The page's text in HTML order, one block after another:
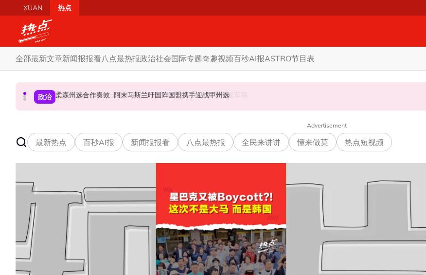
Skip to main content
XUAN 热点
全部最新文章新闻报报看八点最热报政治社会国际专题奇趣视频百秒AI报ASTRO节目表
财经 SST成华商远离希盟因素？ 阿末马斯兰：华裔商家更倾向GST机制
社会 摩托车况欠佳、骑士疲劳肇祸 RXZ主办方否认非法飙车引发车祸
政治 柔森州选合作奏效 阿末马斯兰吁国阵国盟携手迎战甲州选
Advertisement
最新热点 百秒AI报 新闻报报看 八点最热报 全民来讲讲 懂来做莫 热点短视频